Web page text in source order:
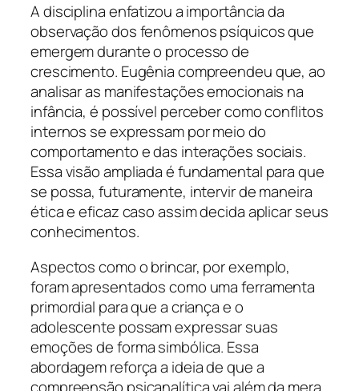
A disciplina enfatizou a importância da
observação dos fenômenos psíquicos que
emergem durante o processo de
crescimento. Eugênia compreendeu que, ao
analisar as manifestações emocionais na
infância, é possível perceber como conflitos
internos se expressam por meio do
comportamento e das interações sociais.
Essa visão ampliada é fundamental para que
se possa, futuramente, intervir de maneira
ética e eficaz caso assim decida aplicar seus
conhecimentos.
Aspectos como o brincar, por exemplo,
foram apresentados como uma ferramenta
primordial para que a criança e o
adolescente possam expressar suas
emoções de forma simbólica. Essa
abordagem reforça a ideia de que a
compreensão psicanalítica vai além da mera